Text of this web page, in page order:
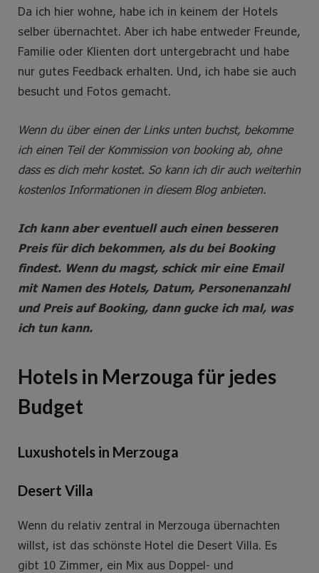
Da ich hier wohne, habe ich in keinem der Hotels
selber übernachtet. Aber ich habe entweder Freunde,
Familie oder Klienten dort untergebracht und habe
nur gutes Feedback erhalten. Und, ich habe sie auch
besucht und Fotos gemacht.
Wenn du über einen der Links unten buchst, bekomme
ich einen Teil der Kommission von booking ab, ohne
dass es dich mehr kostet. So kann ich dir auch weiterhin
kostenlos Informationen in diesem Blog anbieten.
Ich kann aber eventuell auch einen besseren
Preis für dich bekommen, als du bei Booking
findest. Wenn du magst, schick mir eine Email
mit Namen des Hotels, Datum, Personenanzahl
und Preis auf Booking, dann gucke ich mal, was
ich tun kann.
Hotels in Merzouga für jedes
Budget
Luxushotels in Merzouga
Desert Villa
Wenn du relativ zentral in Merzouga übernachten
willst, ist das schönste Hotel die Desert Villa. Es
gibt 10 Zimmer, ein Mix aus Doppel- und